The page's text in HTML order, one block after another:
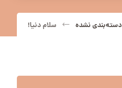
دسته‌بندی نشده سلام دنیا!